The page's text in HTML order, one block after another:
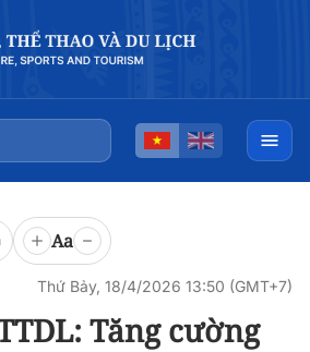
Aa
Thứ Bảy, 18/4/2026 13:50 (GMT+7)
Tăng cường